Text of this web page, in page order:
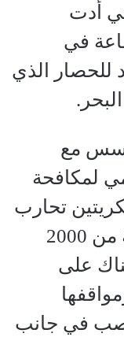
أدت
في
للحصار الذي
مع
لمكافحة
تحارب
الإرهاب في الصومال مكونة من 2000
على
تصب في جانب